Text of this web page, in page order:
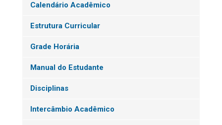
Calendário Acadêmico
Estrutura Curricular
Grade Horária
Manual do Estudante
Disciplinas
Intercâmbio Acadêmico